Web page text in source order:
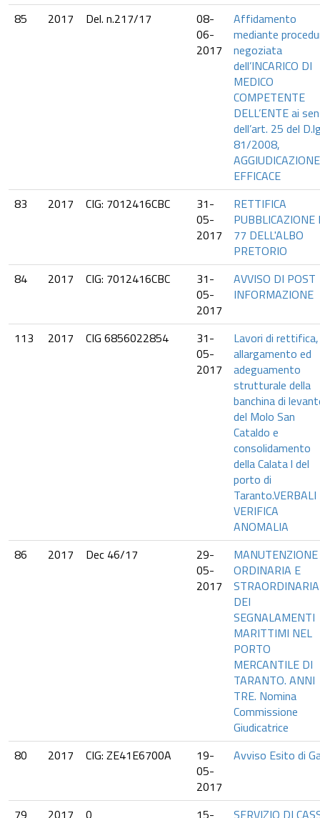
85
2017 Del. n.217/17
08-
06-
2017
Affidamento
mediante
negoziata
dell’INCARICO DI
MEDICO
COMPETENTE
DELL’ENTE ai
dell’art. 25 del
81/2008,
AGGIUDICAZIONE
EFFICACE
83
2017 CIG: 7012416CBC
31-
05-
2017
RETTIFICA
PUBBLICAZIONE
77 DELL'ALBO
PRETORIO
84
2017 CIG: 7012416CBC
31-
05-
2017
AVVISO DI POST
INFORMAZIONE
113 2017 CIG 6856022854
31-
05-
2017
Lavori di rettifica,
allargamento ed
adeguamento
strutturale della
banchina di
del Molo San
Cataldo e
consolidamento
della Calata l del
porto di
Taranto.VERBALI
VERIFICA
ANOMALIA
86
2017 Dec 46/17
29-
05-
2017
MANUTENZIONE
ORDINARIA E
STRAORDINARIA
DEI
SEGNALAMENTI
MARITTIMI NEL
PORTO
MERCANTILE DI
TARANTO. ANNI
TRE. Nomina
Commissione
Giudicatrice
80
2017 CIG: ZE41E6700A
19-
05-
2017
Avviso Esito di
79 2017 0 15- SERVIZIO DI